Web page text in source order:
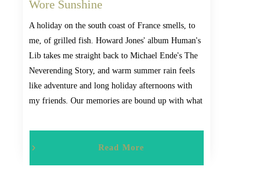
Wore Sunshine
A holiday on the south coast of France smells, to
me, of grilled fish. Howard Jones' album Human's
Lib takes me straight back to Michael Ende's The
Neverending Story, and warm summer rain feels
like adventure and long holiday afternoons with
my friends. Our memories are bound up with what
Read More